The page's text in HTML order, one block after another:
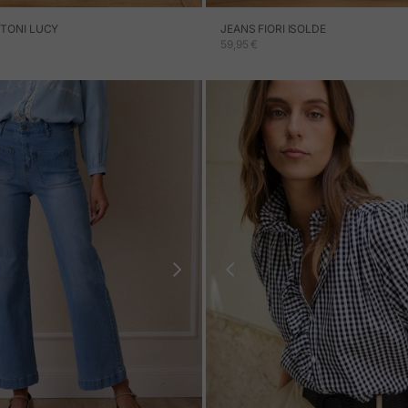
LUCY
JEANS FIORI ISOLDE
PREZZO IN OFFERTA
59,95 €